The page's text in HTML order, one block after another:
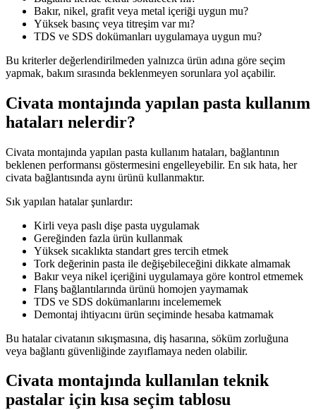
Bakır, nikel, grafit veya metal içeriği uygun mu?
Yüksek basınç veya titreşim var mı?
TDS ve SDS dokümanları uygulamaya uygun mu?
Bu kriterler değerlendirilmeden yalnızca ürün adına göre seçim
yapmak, bakım sırasında beklenmeyen sorunlara yol açabilir.
Civata montajında yapılan pasta kullanım
hataları nelerdir?
Civata montajında yapılan pasta kullanım hataları, bağlantının
beklenen performansı göstermesini engelleyebilir. En sık hata, her
civata bağlantısında aynı ürünü kullanmaktır.
Sık yapılan hatalar şunlardır:
Kirli veya paslı dişe pasta uygulamak
Gereğinden fazla ürün kullanmak
Yüksek sıcaklıkta standart gres tercih etmek
Tork değerinin pasta ile değişebileceğini dikkate almamak
Bakır veya nikel içeriğini uygulamaya göre kontrol etmemek
Flanş bağlantılarında ürünü homojen yaymamak
TDS ve SDS dokümanlarını incelememek
Demontaj ihtiyacını ürün seçiminde hesaba katmamak
Bu hatalar civatanın sıkışmasına, diş hasarına, söküm zorluğuna
veya bağlantı güvenliğinde zayıflamaya neden olabilir.
Civata montajında kullanılan teknik
pastalar için kısa seçim tablosu